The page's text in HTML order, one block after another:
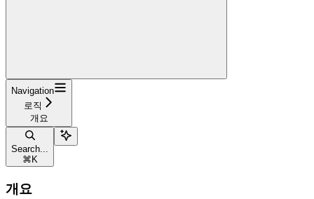
Navigation
로직
개요
Search...
⌘ K
개요